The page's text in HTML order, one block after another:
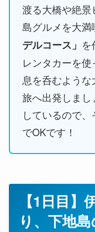
渡る大橋や絶
島グルメを大満
デルコース」 を
レンタカーを使
息を呑むよう
旅へ出発しま
しているので
でOKです！
【1日目】
り、下地